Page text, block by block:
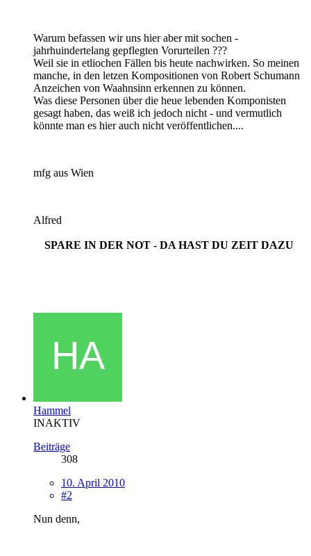
Warum befassen wir uns hier aber mit sochen -
jahrhuindertelang gepflegten Vorurteilen ???
Weil sie in etliochen Fällen bis heute nachwirken. So meinen
manche, in den letzen Kompositionen von Robert Schumann
Anzeichen von Waahnsinn erkennen zu können.
Was diese Personen über die heue lebenden Komponisten
gesagt haben, das weiß ich jedoch nicht - und vermutlich
könnte man es hier auch nicht veröffentlichen....
mfg aus Wien
Alfred
SPARE IN DER NOT - DA HAST DU ZEIT DAZU
Hammel
INAKTIV
Beiträge
308
10. April 2010
#2
Nun denn,